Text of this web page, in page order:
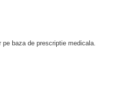
baza de prescriptie medicala.